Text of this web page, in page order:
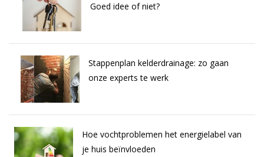
Goed idee of niet?
Stappenplan kelderdrainage: zo gaan
onze experts te werk
Hoe vochtproblemen het energielabel van
je huis beïnvloeden